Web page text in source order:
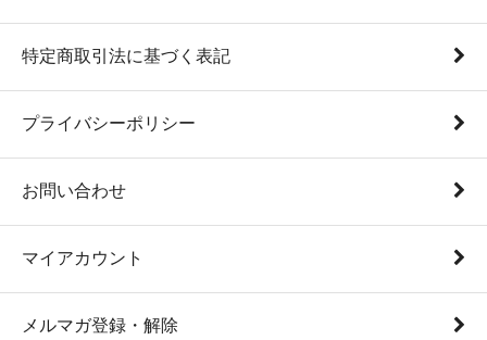
特定商取引法に基づく表記
プライバシーポリシー
お問い合わせ
マイアカウント
メルマガ登録・解除